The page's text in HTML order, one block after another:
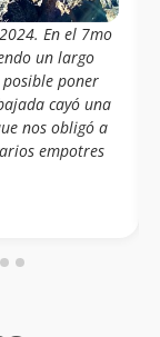
En el 7mo
un largo
posible poner
cayó una
nos obligó a
empotres